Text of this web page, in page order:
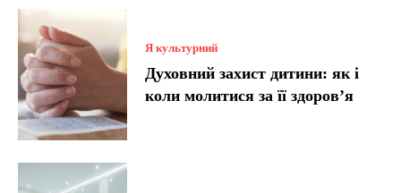
Я культурний
Духовний захист дитини: як і
коли молитися за її здоров’я